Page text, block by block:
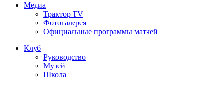
Медиа
Трактор TV
Фотогалерея
Официальные программы матчей
Клуб
Руководство
Музей
Школа